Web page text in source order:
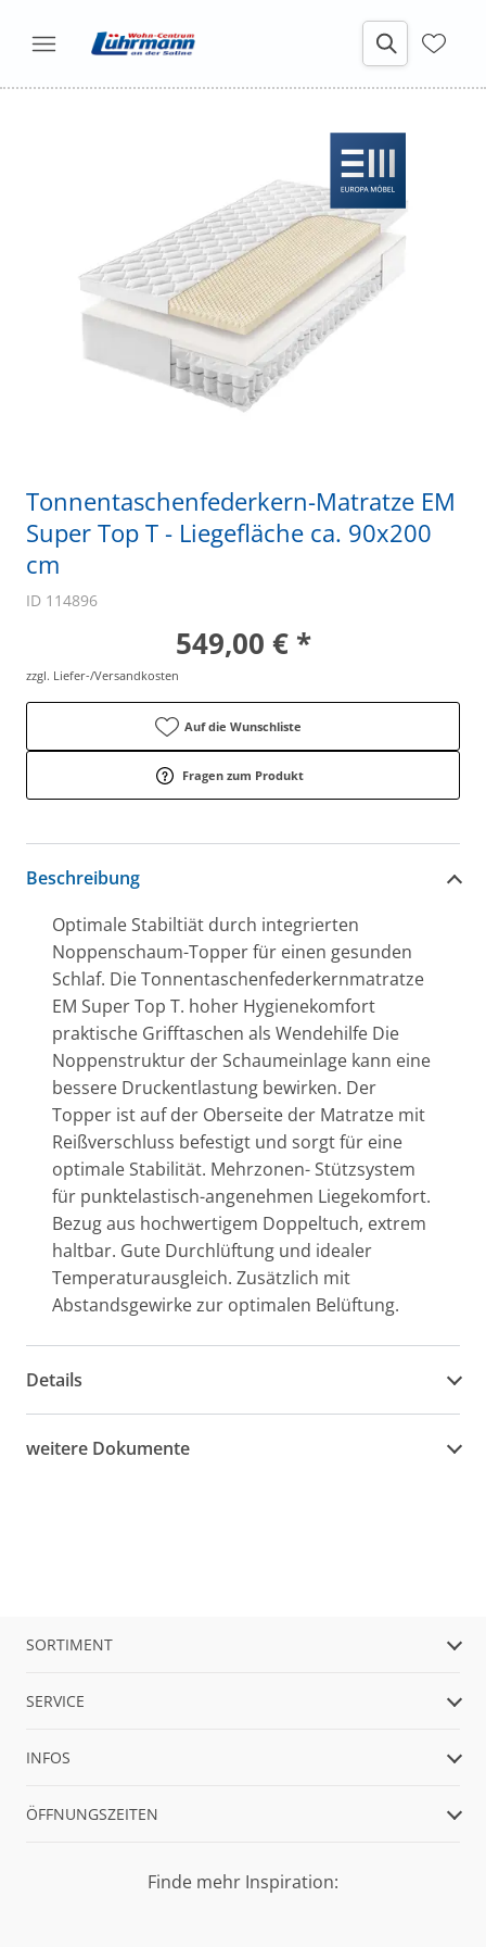
Tonnentaschenfederkern-Matratze EM
Super Top T - Liegefläche ca. 90x200
cm
ID 114896
549,00 € *
zzgl. Liefer-/Versandkosten
Auf die Wunschliste
Fragen zum Produkt
Beschreibung
Optimale Stabiltiät durch integrierten
Noppenschaum-Topper für einen gesunden
Schlaf. Die Tonnentaschenfederkernmatratze
EM Super Top T. hoher Hygienekomfort
praktische Grifftaschen als Wendehilfe Die
Noppenstruktur der Schaumeinlage kann eine
bessere Druckentlastung bewirken. Der
Topper ist auf der Oberseite der Matratze mit
Reißverschluss befestigt und sorgt für eine
optimale Stabilität. Mehrzonen- Stützsystem
für punktelastisch-angenehmen Liegekomfort.
Bezug aus hochwertigem Doppeltuch, extrem
haltbar. Gute Durchlüftung und idealer
Temperaturausgleich. Zusätzlich mit
Abstandsgewirke zur optimalen Belüftung.
Details
weitere Dokumente
SORTIMENT
SERVICE
INFOS
ÖFFNUNGSZEITEN
Finde mehr Inspiration: